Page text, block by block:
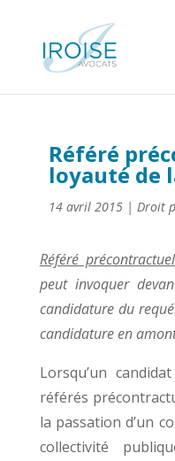
Référé
loyauté de
14 avril 2015| Droit
Référé
peut invoquer
candidature du
candidature en
Lorsqu’un
référés
la passation d’un
collectivité